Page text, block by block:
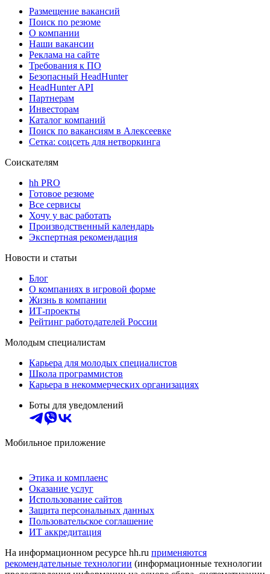
Размещение вакансий
Поиск по резюме
О компании
Наши вакансии
Реклама на сайте
Требования к ПО
Безопасный HeadHunter
HeadHunter API
Партнерам
Инвесторам
Каталог компаний
Поиск по вакансиям в Алексеевке
Сетка: соцсеть для нетворкинга
Соискателям
hh PRO
Готовое резюме
Все сервисы
Хочу у вас работать
Производственный календарь
Экспертная рекомендация
Новости и статьи
Блог
О компаниях в игровой форме
Жизнь в компании
ИТ-проекты
Рейтинг работодателей России
Молодым специалистам
Карьера для молодых специалистов
Школа программистов
Карьера в некоммерческих организациях
Боты для уведомлений
Мобильное приложение
Этика и комплаенс
Оказание услуг
Использование сайтов
Защита персональных данных
Пользовательское соглашение
ИТ аккредитация
На информационном ресурсе hh.ru применяются
рекомендательные технологии (информационные технологии